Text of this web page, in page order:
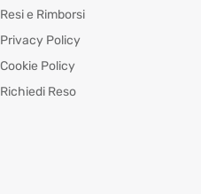
Resi e Rimborsi
Privacy Policy
Cookie Policy
Richiedi Reso